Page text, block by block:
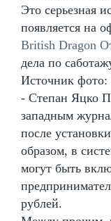
Это серьезная
появляется на
British Dragon
дела по
Источник фото:
- Степан Яцко
западным
после
образом, в
могут быть
рублей.